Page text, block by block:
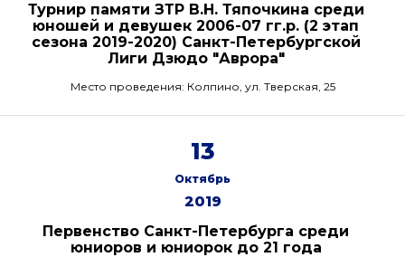
Турнир памяти ЗТР В.Н. Тяпочкина среди
юношей и девушек 2006-07 гг.р. (2 этап
сезона 2019-2020) Санкт-Петербургской
Лиги Дзюдо "Аврора"
Место проведения: Колпино, ул. Тверская, 25
13
Октябрь
2019
Первенство Санкт-Петербурга среди
юниоров и юниорок до 21 года